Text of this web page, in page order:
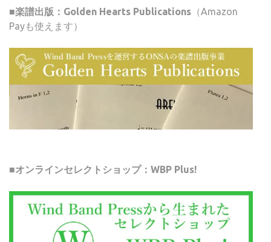
■楽譜出版：Golden Hearts Publications （Amazon
Payも使えます）
■オンラインセレクトショップ：WBP Plus!